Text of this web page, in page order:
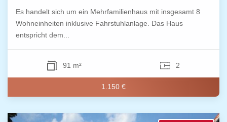
Es handelt sich um ein Mehrfamilienhaus mit insgesamt 8
Wohneinheiten inklusive Fahrstuhlanlage. Das Haus
entspricht dem...
91 m² 2
1.150 €